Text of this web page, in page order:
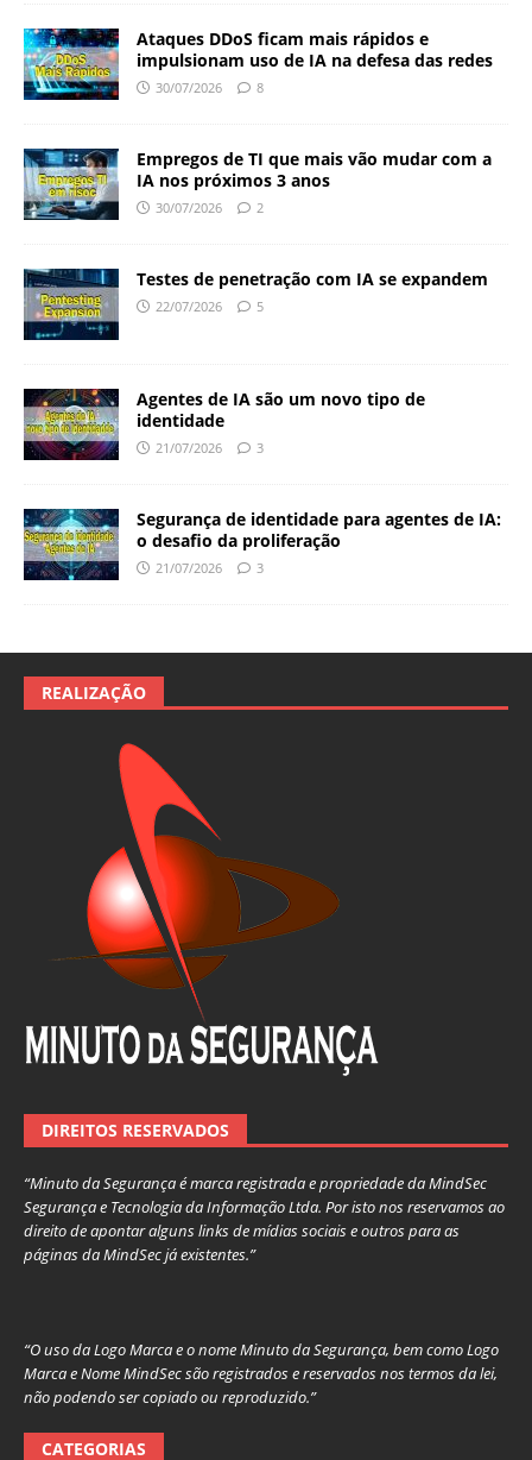
Ataques DDoS ficam mais rápidos e
impulsionam uso de IA na defesa das redes
30/07/2026 8
Empregos de TI que mais vão mudar com a
IA nos próximos 3 anos
30/07/2026 2
Testes de penetração com IA se expandem
22/07/2026 5
Agentes de IA são um novo tipo de
identidade
21/07/2026 3
Segurança de identidade para agentes de IA:
o desafio da proliferação
21/07/2026 3
REALIZAÇÃO
DIREITOS RESERVADOS
“Minuto da Segurança é marca registrada e propriedade da MindSec
Segurança e Tecnologia da Informação Ltda. Por isto nos reservamos ao
direito de apontar alguns links de mídias sociais e outros para as
páginas da MindSec já existentes.”
“O uso da Logo Marca e o nome Minuto da Segurança, bem como Logo
Marca e Nome MindSec são registrados e reservados nos termos da lei,
não podendo ser copiado ou reproduzido.”
CATEGORIAS